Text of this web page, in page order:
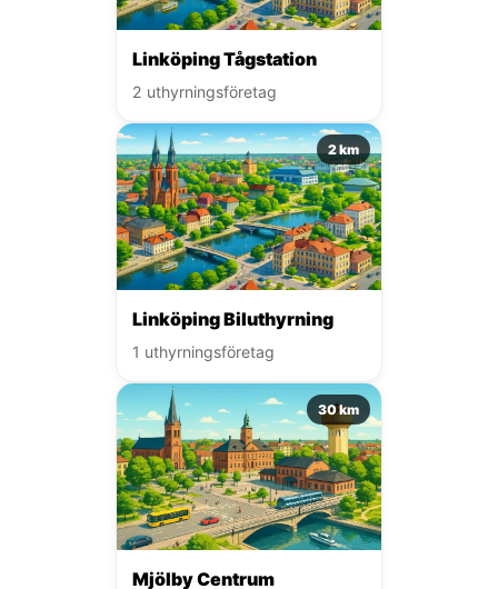
Linköping Tågstation
2 uthyrningsföretag
2 km
Linköping Biluthyrning
1 uthyrningsföretag
30 km
Mjölby Centrum